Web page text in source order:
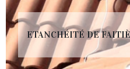
ETANCHÉITÉ DE